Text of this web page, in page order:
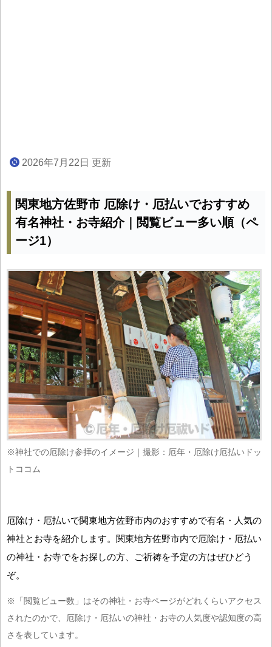
2026年7月22日 更新
関東地方佐野市 厄除け・厄払いでおすすめ
有名神社・お寺紹介｜閲覧ビュー多い順（ペ
ージ1）
※神社での厄除け参拝のイメージ｜撮影：厄年・厄除け厄払いドッ
トココム
厄除け・厄払いで関東地方佐野市内のおすすめで有名・人気の
神社とお寺を紹介します。関東地方佐野市内で厄除け・厄払い
の神社・お寺でをお探しの方、ご祈祷を予定の方はぜひどう
ぞ。
※「閲覧ビュー数」はその神社・お寺ページがどれくらいアクセス
されたのかで、厄除け・厄払いの神社・お寺の人気度や認知度の高
さを表しています。